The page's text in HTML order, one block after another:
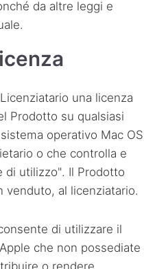
da altre leggi e
una licenza
Prodotto su qualsiasi
operativo Mac OS
o che controlla e
di utilizzo". Il Prodotto
venduto, al licenziatario.
di utilizzare il
che non possediate
o rendere